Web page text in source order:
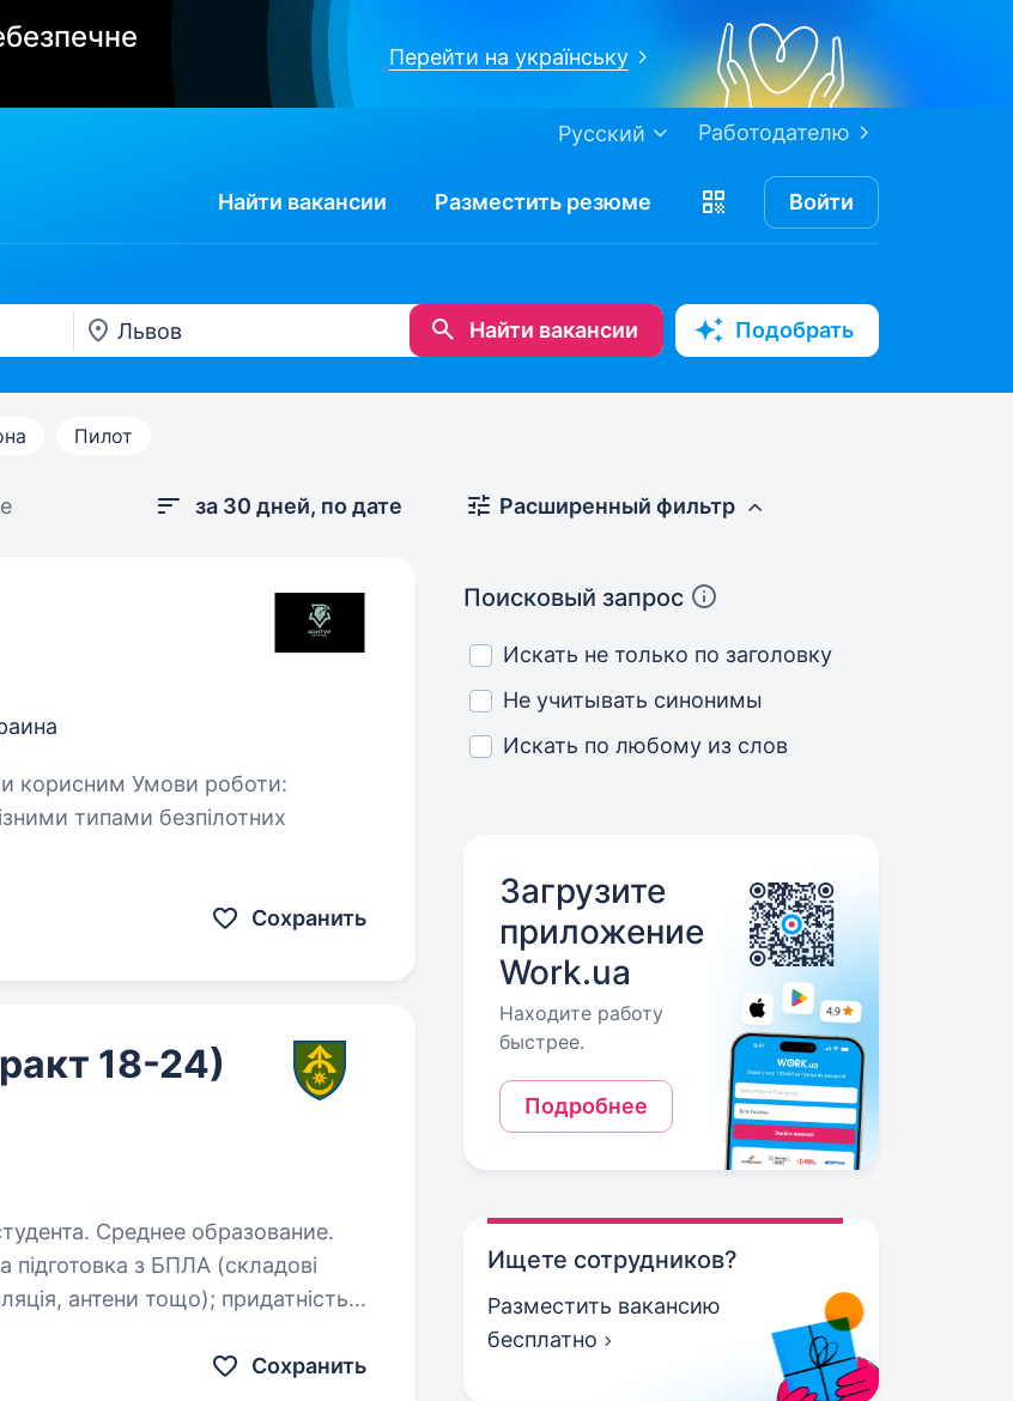
Перейти на українську
Работодателю
Русский
Найти вакансии Разместить резюме Войти
Найти вакансии Подобрать
Пилот
за 30 дней, по дате
Сохранить
18-24)
Среднее образование.
тощо); придатність
Сохранить
Расширенный фильтр
Поисковый запрос
Искать не только по заголовку
Не учитывать синонимы
Искать по любому из слов
Загрузите
приложение
Work.ua
Находите работу
быстрее.
Подробнее
Ищете сотрудников?
Разместить вакансию
бесплатно